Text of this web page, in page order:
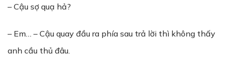
– Cậu sợ quạ hả?
– Em… – Cậu quay đầu ra phía sau trả lời thì không thấy
anh cầu thủ đâu.